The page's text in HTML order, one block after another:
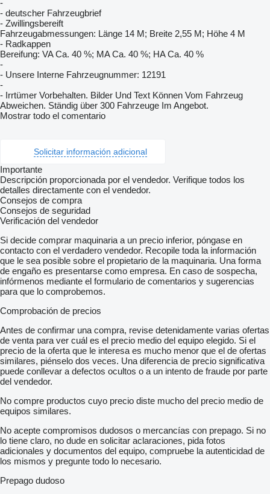
-
- deutscher Fahrzeugbrief
- Zwillingsbereift
Fahrzeugabmessungen: Länge 14 M; Breite 2,55 M; Höhe 4 M
- Radkappen
Bereifung: VA Ca. 40 %; MA Ca. 40 %; HA Ca. 40 %
-
- Unsere Interne Fahrzeugnummer: 12191
-
- Irrtümer Vorbehalten. Bilder Und Text Können Vom Fahrzeug
Abweichen. Ständig über 300 Fahrzeuge Im Angebot.
Mostrar todo el comentario
Solicitar información adicional
Importante
Descripción proporcionada por el vendedor. Verifique todos los
detalles directamente con el vendedor.
Consejos de compra
Consejos de seguridad
Verificación del vendedor
Si decide comprar maquinaria a un precio inferior, póngase en
contacto con el verdadero vendedor. Recopile toda la información
que le sea posible sobre el propietario de la maquinaria. Una forma
de engaño es presentarse como empresa. En caso de sospecha,
infórmenos mediante el formulario de comentarios y sugerencias
para que lo comprobemos.
Comprobación de precios
Antes de confirmar una compra, revise detenidamente varias ofertas
de venta para ver cuál es el precio medio del equipo elegido. Si el
precio de la oferta que le interesa es mucho menor que el de ofertas
similares, piénselo dos veces. Una diferencia de precio significativa
puede conllevar a defectos ocultos o a un intento de fraude por parte
del vendedor.
No compre productos cuyo precio diste mucho del precio medio de
equipos similares.
No acepte compromisos dudosos o mercancías con prepago. Si no
lo tiene claro, no dude en solicitar aclaraciones, pida fotos
adicionales y documentos del equipo, compruebe la autenticidad de
los mismos y pregunte todo lo necesario.
Prepago dudoso